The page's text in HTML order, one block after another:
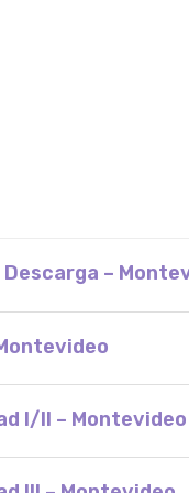
–
I/II – Montevideo